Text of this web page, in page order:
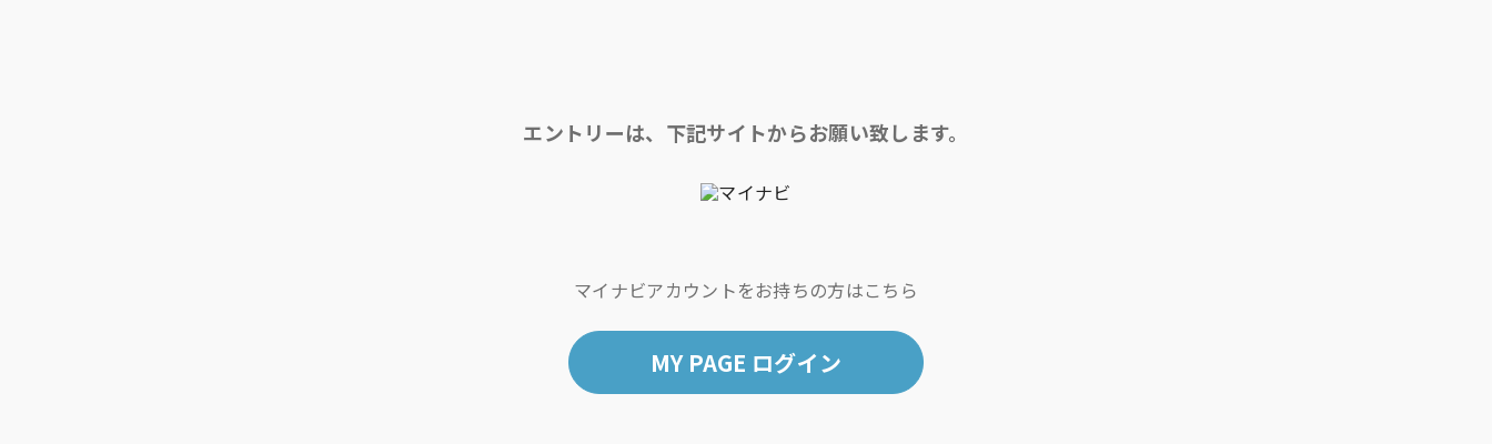
エントリーは、 下記サイトからお願い致します。
マイナビアカウントをお持ちの方はこちら
MY PAGE ログイン